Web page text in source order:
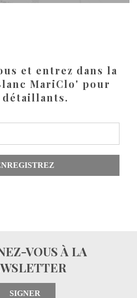
et entrez dans la
MariClo' pour
détaillants.
VOUS À LA
SIGNER